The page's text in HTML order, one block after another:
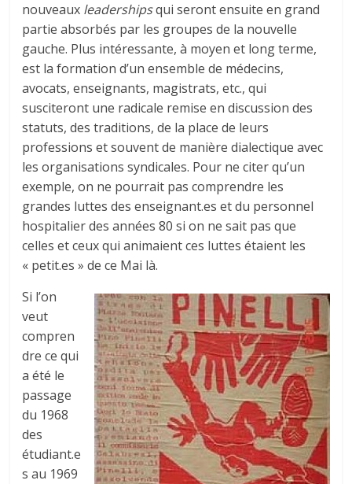
nouveaux leadershipsqui seront ensuite en grand
partie absorbés par les groupes de la nouvelle
gauche. Plus intéressante, à moyen et long terme,
est la formation d’un ensemble de médecins,
avocats, enseignants, magistrats, etc., qui
susciteront une radicale remise en discussion des
statuts, des traditions, de la place de leurs
professions et souvent de manière dialectique avec
les organisations syndicales. Pour ne citer qu’un
exemple, on ne pourrait pas comprendre les
grandes luttes des enseignant.es et du personnel
hospitalier des années 80 si on ne sait pas que
celles et ceux qui animaient ces luttes étaient les
« petit.es » de ce Mai là.
Si l’on
veut
compren
dre ce qui
a été le
passage
du 1968
des
étudiant.e
s au 1969